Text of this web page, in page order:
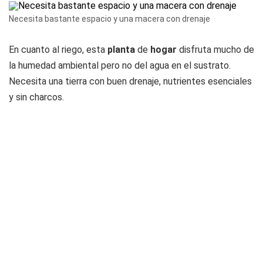
Necesita bastante espacio y una macera con drenaje
En cuanto al riego, esta planta de hogar disfruta mucho de
la humedad ambiental pero no del agua en el sustrato.
Necesita una tierra con buen drenaje, nutrientes esenciales
y sin charcos.